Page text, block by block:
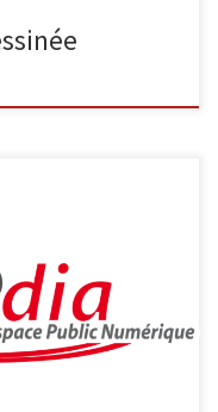
: Découverte
: recherche
… 4 séances
05 et 13/05, de 9h30 à